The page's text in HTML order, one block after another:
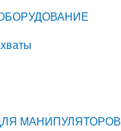
МАНИПУЛЯТОРОВ